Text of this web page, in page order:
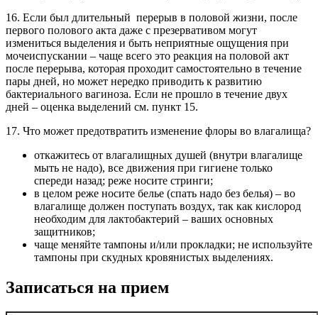
16. Если был длительный перерыв в половой жизни, после
первого полового акта даже с презервативом могут
измениться выделения и быть неприятные ощущения при
мочеиспускании – чаще всего это реакция на половой акт
после перерыва, которая проходит самостоятельно в течение
пары дней, но может нередко приводить к развитию
бактериального вагиноза. Если не прошло в течение двух
дней – оценка выделений см. пункт 15.
17. Что может предотвратить изменение флоры во влагалища?
откажитесь от влагалищных душей (внутри влагалище
мыть не надо), все движения при гигиене только
спереди назад; реже носите стринги;
в целом реже носите белье (спать надо без белья) – во
влагалище должен поступать воздух, так как кислород
необходим для лактобактерий – ваших основных
защитников;
чаще меняйте тампоны и/или прокладки; не используйте
тампоны при скудных кровянистых выделениях.
Записаться на прием